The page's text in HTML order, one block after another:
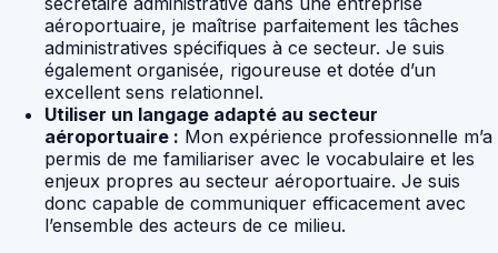
aéroportuaire, je maîtrise parfaitement les tâches
administratives spécifiques à ce secteur. Je suis
également organisée, rigoureuse et dotée d’un
excellent sens relationnel.
Utiliser un langage adapté au secteur
aéroportuaire : Mon expérience professionnelle m’a
permis de me familiariser avec le vocabulaire et les
enjeux propres au secteur aéroportuaire. Je suis
donc capable de communiquer efficacement avec
l’ensemble des acteurs de ce milieu.